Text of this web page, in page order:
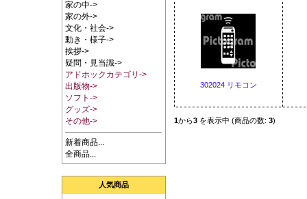
家の中->
家の外->
文化・社会->
動き・様子->
挨拶->
疑問・見当識->
アドホックカテゴリ->
出版物->
ソフト->
グッズ->
その他->
新着商品...
全商品...
人気商品
302024 リモコン
1から3を表示中 (商品の数: 3)